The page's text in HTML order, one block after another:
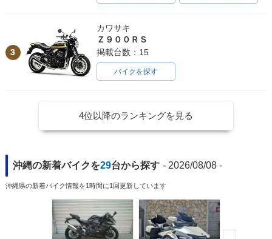
3
カワサキ
Ｚ９００ＲＳ
掲載台数：15
バイクを探す
4位以降のランキングを見る
沖縄の新着バイクを29台から探す - 2026/08/08 -
沖縄県の新着バイク情報を1時間に1回更新しています